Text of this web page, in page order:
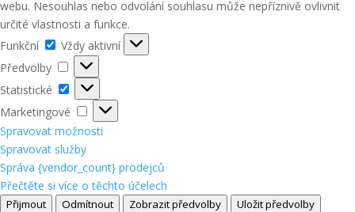
webu. Nesouhlas nebo odvolání souhlasu může nepříznivě ovlivnit
určité vlastnosti a funkce.
Funkční
Funkční
Vždy aktivní
Předvolby
Předvolby
Statistické
Statistické
Marketingové
Marketingové
Spravovat možnosti
Spravovat služby
Správa {vendor_count} prodejců
Přečtěte si více o těchto účelech
Přijmout Odmítnout Zobrazit předvolby Uložit předvolby